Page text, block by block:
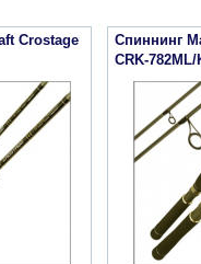
Crostage
Спиннинг
CRK-782ML/